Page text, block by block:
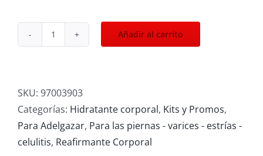
Crema
Reductora
corporal
150
ml
Añadir al carrito
SKU: 97003903
Categorías: Hidratante corporal, Kits y Promos,
Para Adelgazar, Para las piernas - varices - estrías -
celulitis, Reafirmante Corporal